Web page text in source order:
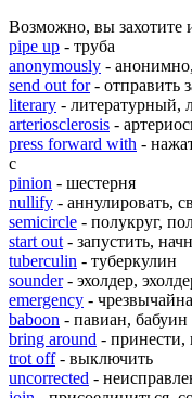
Возможно, вы захотите
pipe up - труба
anonymously -
send out for- отправить
literary - литературный,
arteriosclerosis -
press forward with -
с
pinion - шестерня
nullify - аннулировать,
semicircle - полукруг,
start out - запустить,
tuberculin - туберкулин
sounder- эхолдер,
emergency -
baboon - павиан, бабуин
bring around - принести,
trot off- выключить
uncorrected -